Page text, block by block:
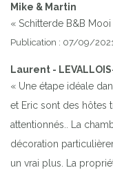
Mike & Martin
« Schitterde B&B
Publication : 07/09/2021
Laurent -
« Une étape idéale
et Eric sont des hôtes
attentionnés.. La
décoration
un vrai plus. La